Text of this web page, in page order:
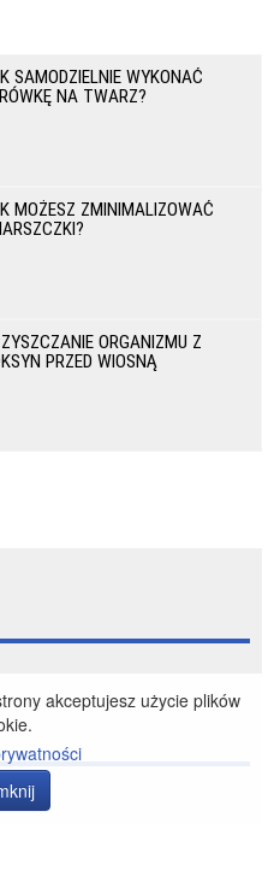
SAMODZIELNIE WYKONAĆ
NA TWARZ?
MOŻESZ ZMINIMALIZOWAĆ
ORGANIZMU Z
PRZED WIOSNĄ
akceptujesz użycie plików